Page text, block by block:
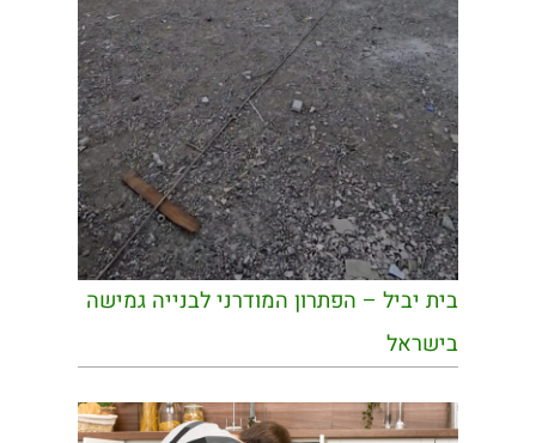
בית יביל – הפתרון המודרני לבנייה גמישה
בישראל